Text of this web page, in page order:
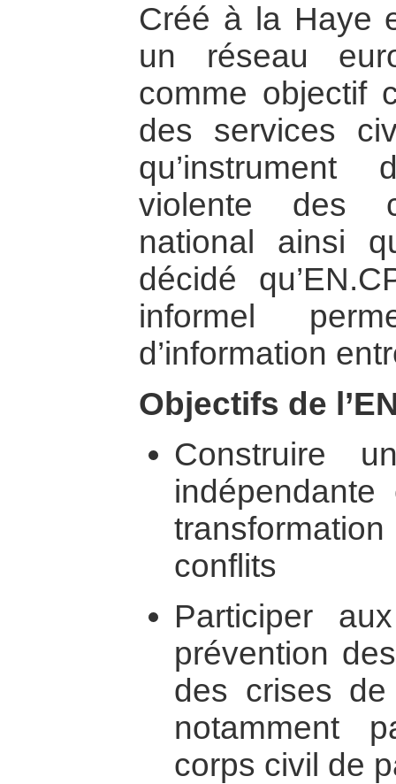
Créé à la Haye
un réseau
comme objectif
des services
violente des
national ainsi
décidé
informel
d’information
Objectifs de
Construire
conflits
Participer
prévention
des crises de
notamment
corps civil de